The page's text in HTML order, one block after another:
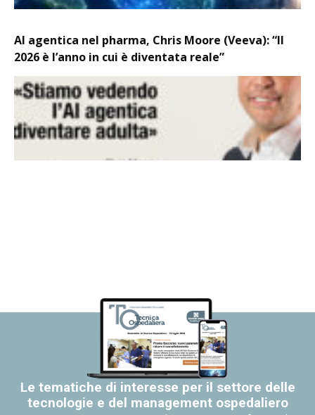
AI agentica nel pharma, Chris Moore (Veeva): “Il
2026 è l’anno in cui è diventata reale”
Le tematiche di interesse per il settore delle
tecnologie e del management ospedaliero